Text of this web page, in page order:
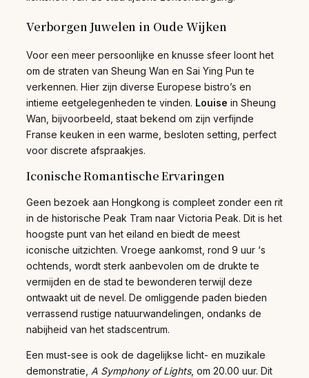
Verborgen Juwelen in Oude Wijken
Voor een meer persoonlijke en knusse sfeer loont het
om de straten van Sheung Wan en Sai Ying Pun te
verkennen. Hier zijn diverse Europese bistro’s en
intieme eetgelegenheden te vinden. Louise in Sheung
Wan, bijvoorbeeld, staat bekend om zijn verfijnde
Franse keuken in een warme, besloten setting, perfect
voor discrete afspraakjes.
Iconische Romantische Ervaringen
Geen bezoek aan Hongkong is compleet zonder een rit
in de historische Peak Tram naar Victoria Peak. Dit is het
hoogste punt van het eiland en biedt de meest
iconische uitzichten. Vroege aankomst, rond 9 uur ‘s
ochtends, wordt sterk aanbevolen om de drukte te
vermijden en de stad te bewonderen terwijl deze
ontwaakt uit de nevel. De omliggende paden bieden
verrassend rustige natuurwandelingen, ondanks de
nabijheid van het stadscentrum.
Een must-see is ook de dagelijkse licht- en muzikale
demonstratie, A Symphony of Lights, om 20.00 uur. Dit